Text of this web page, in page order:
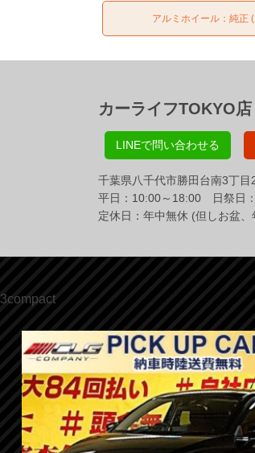
アルミホイール：純正
カーライフTOKYO店
LINEで問い合わせる
千葉県八千代市勝田台南3丁目
平日：10:00～18:00 日祭日
定休日：年中無休 (但しお盆
3compact